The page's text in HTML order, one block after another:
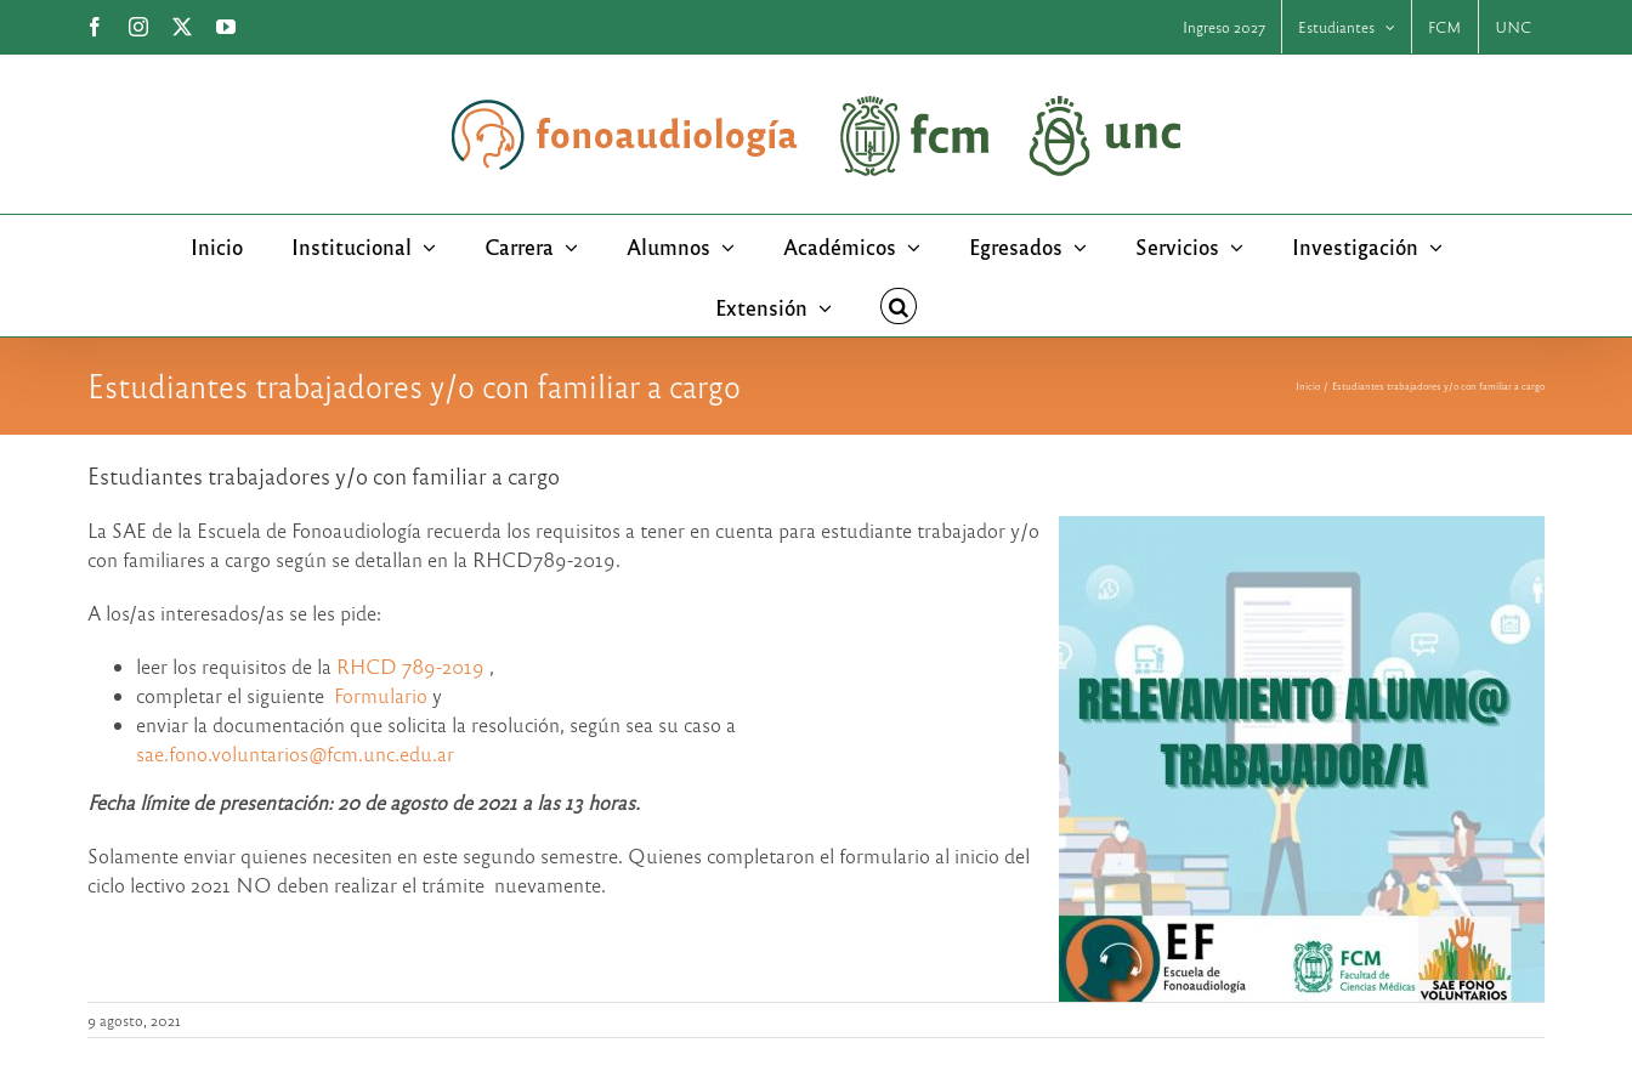
FacebookInstagram YouTube Ingreso 2027 Estudiantes FCM UNC
Inicio Institucional Carrera Alumnos Académicos Egresados Servicios Investigación
Extensión
Estudiantes trabajadores y/o con familiar a cargo Inicio Estudiantes trabajadores y/o con familiar a cargo
Estudiantes trabajadores y/o con familiar a cargo
La SAE de la Escuela de Fonoaudiología recuerda los requisitos a tener en cuenta para estudiante trabajador y/o
con familiares a cargo según se detallan en la RHCD789-2019.
A los/as interesados/as se les pide:
leer los requisitos de la RHCD 789-2019 ,
completar el siguiente Formulario y
enviar la documentación que solicita la resolución, según sea su caso a
sae.fono.voluntarios@fcm.unc.edu.ar
Fecha límite de presentación: 20 de agosto de 2021 a las 13 horas.
Solamente enviar quienes necesiten en este segundo semestre. Quienes completaron el formulario al inicio del
ciclo lectivo 2021 NO deben realizar el trámite nuevamente.
9 agosto, 2021